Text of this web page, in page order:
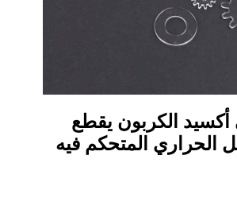
أكسيد الكربون يقطع
المتحكم فيه